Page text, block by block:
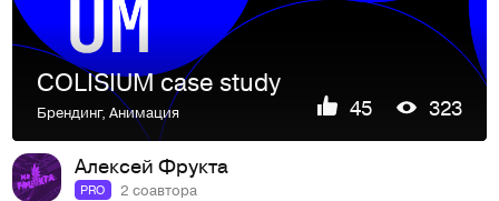
COLISIUM case study
Брендинг,Анимация 45 323
Алексей Фрукта
PRO 2 соавтора